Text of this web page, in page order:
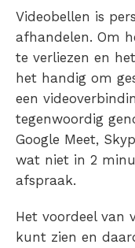
Videobellen is
afhandelen. Om
te verliezen en
het handig om
een
tegenwoordig
Google Meet,
wat niet in 2
afspraak.
Het voordeel van
kunt zien en